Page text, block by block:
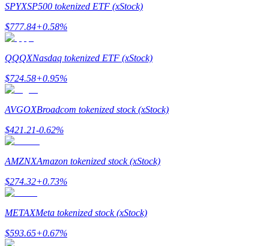
مرشد
SPYXSP500 tokenized ETF (xStock)
$777.84+0.58%
QQQXNasdaq tokenized ETF (xStock)
$724.58+0.95%
AVGOXBroadcom tokenized stock (xStock)
$421.21-0.62%
AMZNXAmazon tokenized stock (xStock)
$274.32+0.73%
METAXMeta tokenized stock (xStock)
$593.65+0.67%